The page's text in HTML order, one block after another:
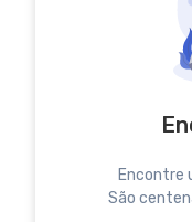
Encontre
São